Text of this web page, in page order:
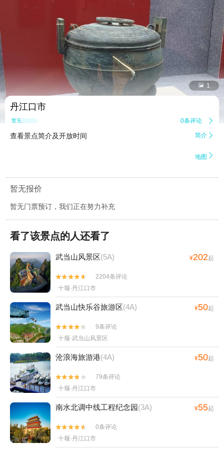
 1
丹江口市
暂无点评 0条评论 
查看景点简介及开放时间 简介 
地图 
暂无报价
暂无门票预订，我们正在努力补充
看了该景点的人还看了
武当山风景区(5A) ¥202起


2204条评论
十堰·丹江口市
武当山快乐谷旅游区(4A) ¥50起


9条评论
十堰·武当山风景区
沧浪海旅游港(4A) ¥50起


79条评论
十堰·丹江口市
南水北调中线工程纪念园(3A) ¥55起


0条评论
十堰·丹江口市